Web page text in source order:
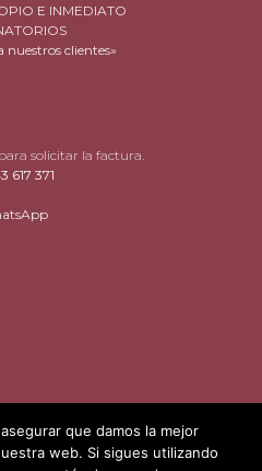
E INMEDIATO
nuestros clientes»
para solicitar la factura.
617 371
que damos la mejor
web. Si sigues utilizando